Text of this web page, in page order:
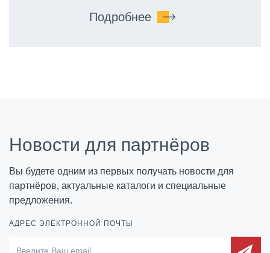
Подробнее
Новости для партнёров
Вы будете одним из первых получать новости для
партнёров, актуальные каталоги и специальные
предложения.
АДРЕС ЭЛЕКТРОННОЙ ПОЧТЫ